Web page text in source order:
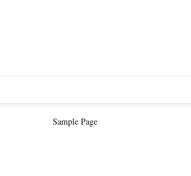
Sample Page